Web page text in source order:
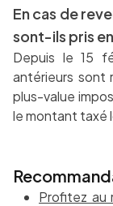
En cas de
sont-ils pris
Depuis le 15
antérieurs sont
plus-value
le montant taxé
Profitez au